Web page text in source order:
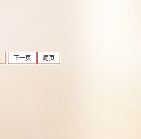
下一页 尾页